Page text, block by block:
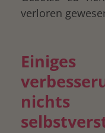
verloren